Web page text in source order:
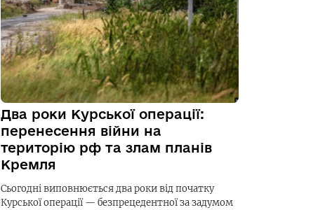
Два роки Курської операції:
перенесення війни на
територію рф та злам планів
Кремля
Сьогодні виповнюється два роки від початку
Курської операції — безпрецедентної за задумом